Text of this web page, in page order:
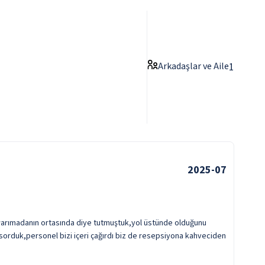
Arkadaşlar ve Aile1
2025-07
ortasında diye tutmuştuk,yol üstünde olduğunu
bizi içeri çağırdı biz de resepsiyona kahveciden